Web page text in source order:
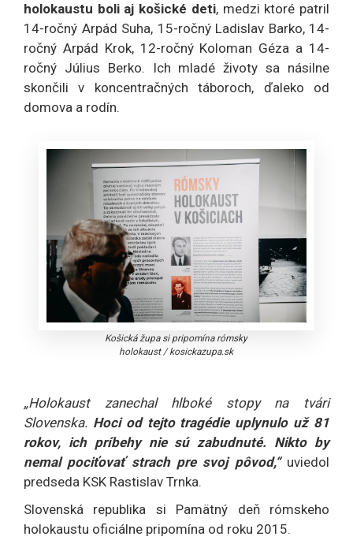
holokaustu boli aj košické deti, medzi ktoré patril
14-ročný Arpád Suha, 15-ročný Ladislav Barko, 14-
ročný Arpád Krok, 12-ročný Koloman Géza a 14-
ročný Július Berko. Ich mladé životy sa násilne
skončili v koncentračných táboroch, ďaleko od
domova a rodín.
Košická župa si pripomína rómsky
holokaust/kosickazupa.sk
„Holokaust zanechal hlboké stopy na tvári
Slovenska. Hoci od tejto tragédie uplynulo už 81
rokov, ich príbehy nie sú zabudnuté. Nikto by
nemal pociťovať strach pre svoj pôvod,“ uviedol
predseda KSK Rastislav Trnka.
Slovenská republika si Pamätný deň rómskeho
holokaustu oficiálne pripomína od roku 2015.